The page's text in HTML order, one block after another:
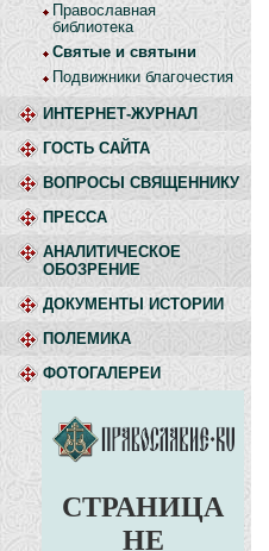
Православная
библиотека
Святые и святыни
Подвижники благочестия
ИНТЕРНЕТ-ЖУРНАЛ
ГОСТЬ САЙТА
ВОПРОСЫ СВЯЩЕННИКУ
ПРЕССА
АНАЛИТИЧЕСКОЕ
ОБОЗРЕНИЕ
ДОКУМЕНТЫ ИСТОРИИ
ПОЛЕМИКА
ФОТОГАЛЕРЕИ